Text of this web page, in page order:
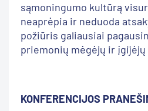
sąmoningumo kultūrą
neaprėpia ir neduoda
požiūris galiausiai
priemonių mėgėjų ir įgijėjų
KONFERENCIJOS